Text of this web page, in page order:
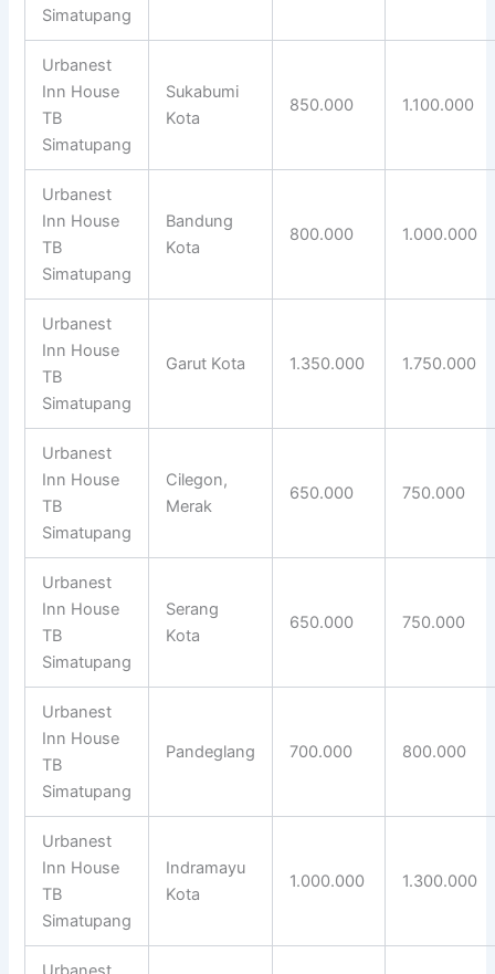
Simatupang
Urbanest
Inn House
TB
Simatupang
Sukabumi
Kota
850.000 1.100.000
Urbanest
Inn House
TB
Simatupang
Bandung
Kota
800.000 1.000.000
Urbanest
Inn House
TB
Simatupang
Garut Kota 1.350.000 1.750.000
Urbanest
Inn House
TB
Simatupang
Cilegon,
Merak
650.000 750.000
Urbanest
Inn House
TB
Simatupang
Serang
Kota
650.000 750.000
Urbanest
Inn House
TB
Simatupang
Pandeglang 700.000 800.000
Urbanest
Inn House
TB
Simatupang
Indramayu
Kota
1.000.000 1.300.000